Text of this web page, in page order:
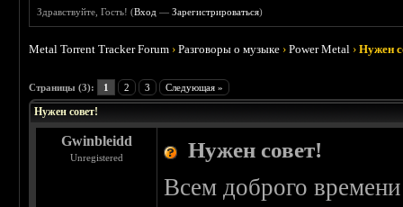
Здравствуйте, Гость! (Вход —Зарегистрироваться)
Metal Torrent Tracker Forum ›Разговоры о музыке ›Power Metal ›Нужен
Страницы (3): 1 2 3 Следующая »
Нужен совет!
Gwinbleidd
Unregistered Нужен совет!
Всем доброго